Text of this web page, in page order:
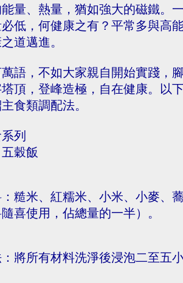
量、熱量，猶如強大的磁鐵。
低，何健康之有？平常多與高
道邁進。
語，不如大家親自開始實踐，
頂，登峰造極，自在健康。以
食類調配法。
列
穀飯
糙米、紅糯米、小米、小麥、
喜使用，佔總量的一半）。
將所有材料洗淨後浸泡二至五